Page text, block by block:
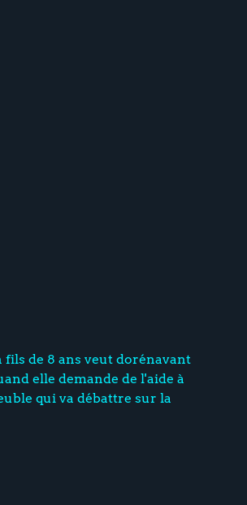
de 8 ans veut dorénavant
elle demande de l'aide à
qui va débattre sur la